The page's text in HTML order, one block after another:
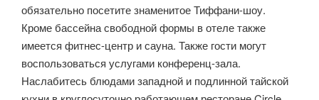
обязательно посетите знаменитое Тиффани-шоу.
Кроме бассейна свободной формы в отеле также
имеется фитнес-центр и сауна. Также гости могут
воспользоваться услугами конференц-зала.
Наслабитесь блюдами западной и подлинной тайской